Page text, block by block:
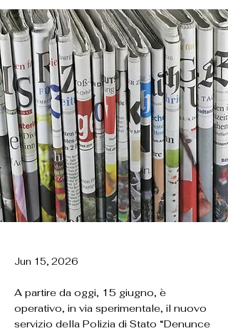
Jun 15, 2026
A partire da oggi, 15 giugno, è
operativo, in via sperimentale, il nuovo
servizio della Polizia di Stato “Denunce